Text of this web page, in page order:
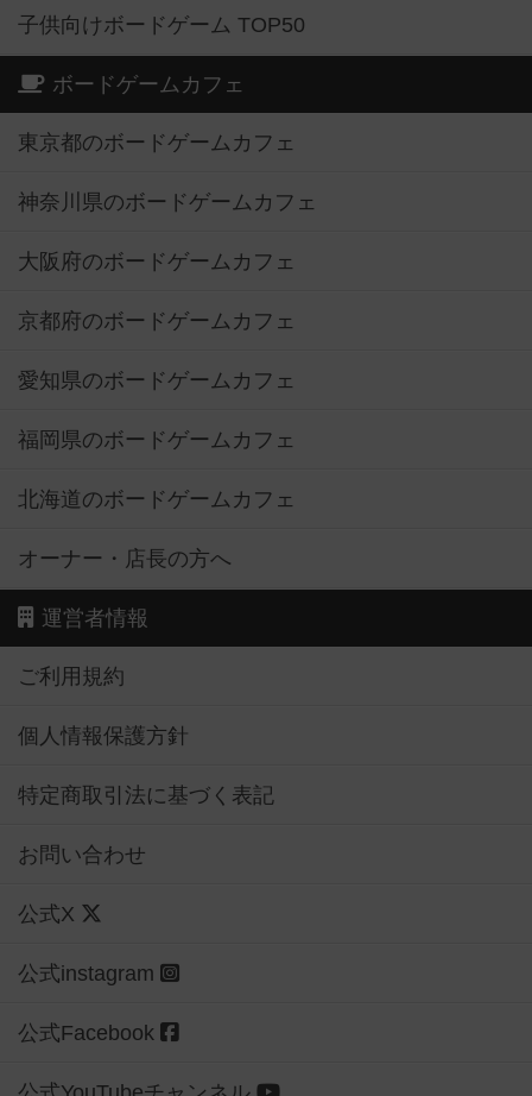
子供向けボードゲーム TOP50
ボードゲームカフェ
東京都のボードゲームカフェ
神奈川県のボードゲームカフェ
大阪府のボードゲームカフェ
京都府のボードゲームカフェ
愛知県のボードゲームカフェ
福岡県のボードゲームカフェ
北海道のボードゲームカフェ
オーナー・店長の方へ
運営者情報
ご利用規約
個人情報保護方針
特定商取引法に基づく表記
お問い合わせ
公式X
公式instagram
公式Facebook